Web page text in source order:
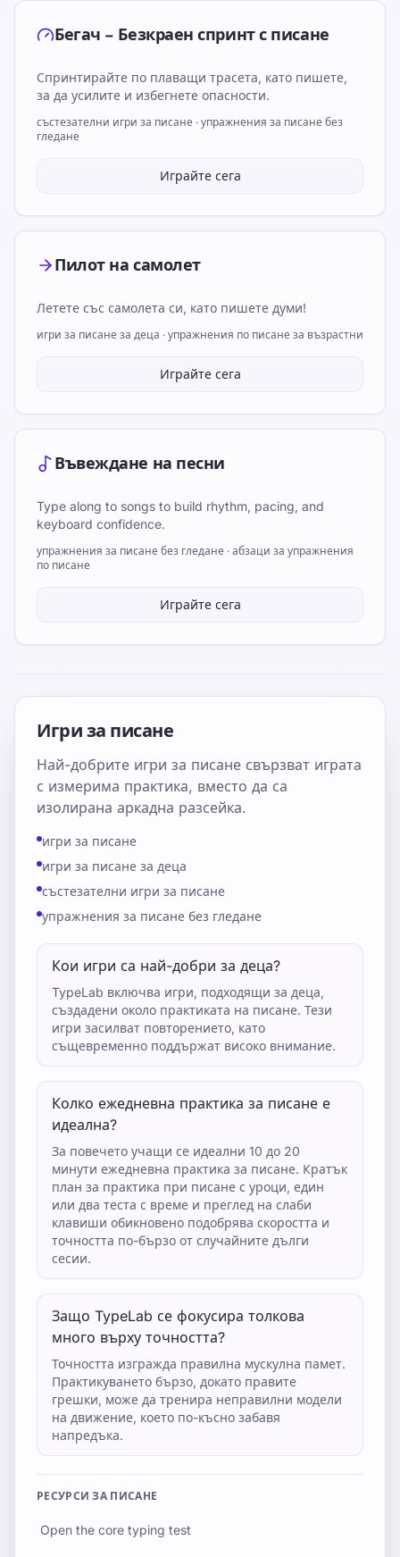
Бегач – Безкраен спринт с писане
Спринтирайте по плаващи трасета, като пишете,
за да усилите и избегнете опасности.
състезателни игри за писане · упражнения за писане без
гледане
Играйте сега
Пилот на самолет
Летете със самолета си, като пишете думи!
игри за писане за деца · упражнения по писане за възрастни
Играйте сега
Въвеждане на песни
Type along to songs to build rhythm, pacing, and
keyboard confidence.
упражнения за писане без гледане · абзаци за упражнения
по писане
Играйте сега
Игри за писане
Най-добрите игри за писане свързват играта
с измерима практика, вместо да са
изолирана аркадна разсейка.
игри за писане
игри за писане за деца
състезателни игри за писане
упражнения за писане без гледане
Кои игри са най-добри за деца?
TypeLab включва игри, подходящи за деца,
създадени около практиката на писане. Тези
игри засилват повторението, като
същевременно поддържат високо внимание.
Колко ежедневна практика за писане е
идеална?
За повечето учащи се идеални 10 до 20
минути ежедневна практика за писане. Кратък
план за практика при писане с уроци, един
или два теста с време и преглед на слаби
клавиши обикновено подобрява скоростта и
точността по-бързо от случайните дълги
сесии.
Защо TypeLab се фокусира толкова
много върху точността?
Точността изгражда правилна мускулна памет.
Практикуването бързо, докато правите
грешки, може да тренира неправилни модели
на движение, което по-късно забавя
напредъка.
РЕСУРСИ ЗА ПИСАНЕ
Open the core typing test